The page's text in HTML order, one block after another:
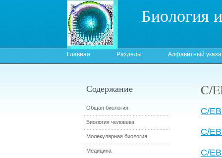
Биология
Главная Разделы Алфавитный
C/
C/
C/
C/
Содержание
Общая биология
Биология человека
Молекулярная биология
Медицина